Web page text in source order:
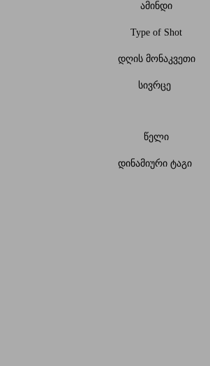
ამინდი
Type of Shot
დღის მონაკვეთი
სივრცე
წელი
დინამიური ტაგი